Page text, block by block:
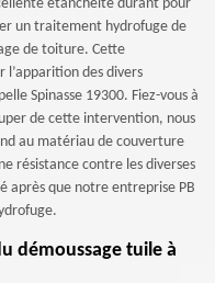
étanchéité durant pour
un traitement hydrofuge de
de toiture. Cette
des divers
Spinasse 19300. Fiez-vous à
de cette intervention, nous
au matériau de couverture
résistance contre les diverses
après que notre entreprise PB
démoussage tuile à